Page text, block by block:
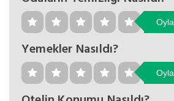
Yemekler Nasıldı?